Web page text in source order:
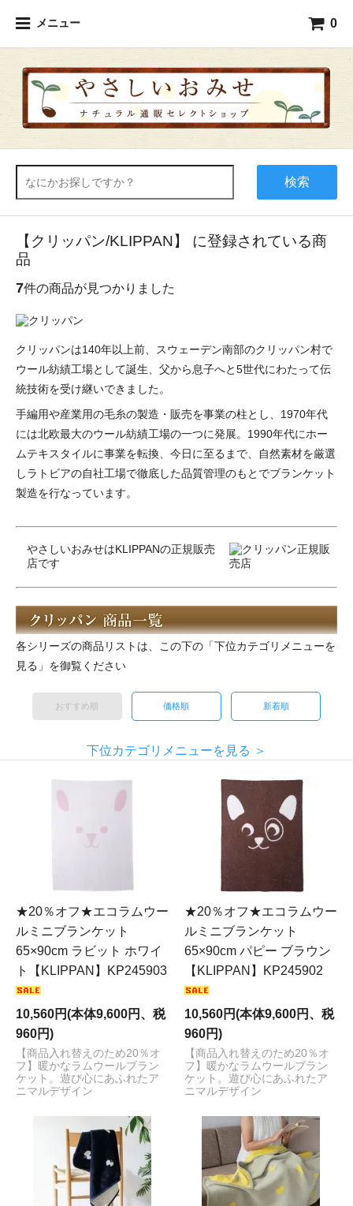
メニュー 0
検索
【クリッパン/KLIPPAN】 に登録されている商
品
7件の商品が見つかりました
クリッパンは140年以上前、スウェーデン南部のクリッパン村で
ウール紡績工場として誕生、父から息子へと5世代にわたって伝
統技術を受け継いできました。
手編用や産業用の毛糸の製造・販売を事業の柱とし、1970年代
には北欧最大のウール紡績工場の一つに発展。1990年代にホー
ムテキスタイルに事業を転換、今日に至るまで、自然素材を厳選
しラトビアの自社工場で徹底した品質管理のもとでブランケット
製造を行なっています。
やさしいおみせはKLIPPANの正規販売
店です
各シリーズの商品リストは、この下の「下位カテゴリメニューを
見る」を御覧ください
おすすめ順 価格順 新着順
下位カテゴリメニューを見る ＞
★20％オフ★エコラムウー
ルミニブランケット
65×90cm ラビット ホワイ
ト【KLIPPAN】KP245903
10,560円(本体9,600円、税
960円)
【商品入れ替えのため20％オ
フ】暖かなラムウールブラン
ケット。遊び心にあふれたア
ニマルデザイン
★20％オフ★エコラムウー
ルミニブランケット
65×90cm パピー ブラウン
【KLIPPAN】KP245902
10,560円(本体9,600円、税
960円)
【商品入れ替えのため20％オ
フ】暖かなラムウールブラン
ケット。遊び心にあふれたア
ニマルデザイン